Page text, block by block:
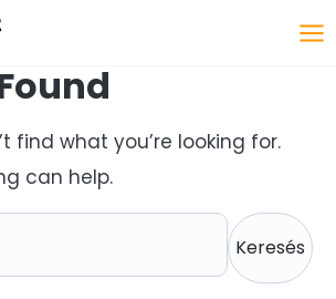
find what you’re looking for.
can help.